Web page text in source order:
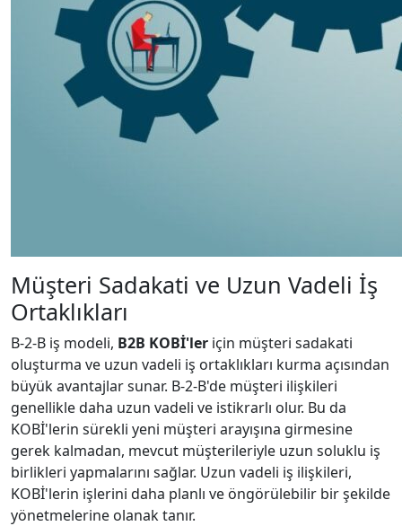
Müşteri Sadakati ve Uzun Vadeli İş
Ortaklıkları
B-2-B iş modeli, B2B KOBİ'ler için müşteri sadakati
oluşturma ve uzun vadeli iş ortaklıkları kurma açısından
büyük avantajlar sunar. B-2-B'de müşteri ilişkileri
genellikle daha uzun vadeli ve istikrarlı olur. Bu da
KOBİ'lerin sürekli yeni müşteri arayışına girmesine
gerek kalmadan, mevcut müşterileriyle uzun soluklu iş
birlikleri yapmalarını sağlar. Uzun vadeli iş ilişkileri,
KOBİ'lerin işlerini daha planlı ve öngörülebilir bir şekilde
yönetmelerine olanak tanır.